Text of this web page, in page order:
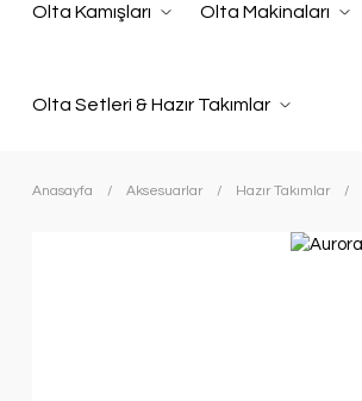
Olta Kamışları Olta Makinaları
Olta Setleri & Hazır Takımlar
Anasayfa Aksesuarlar Hazır Takımlar